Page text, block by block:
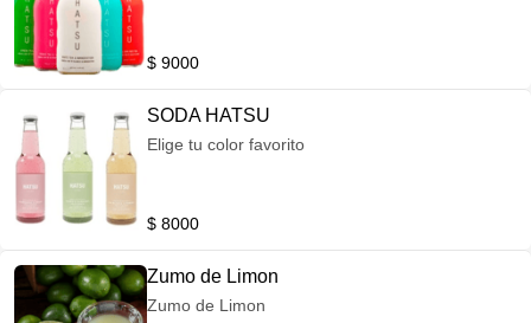
$ 9000
SODA HATSU
Elige tu color favorito
$ 8000
Zumo de Limon
Zumo de Limon